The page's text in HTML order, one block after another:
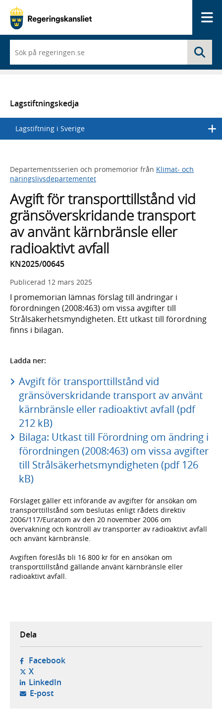
du
börjar
skriva
en
lista
med
sökförslag
Lagstiftningskedja
Lagstiftning i Sverige
Departementsserien och promemorior från Klimat- och
näringslivsdepartementet
Avgift för transporttillstånd vid
gränsöverskridande transport
av använt kärnbränsle eller
radioaktivt avfall
KN2025/00645
Publicerad 12 mars 2025
I promemorian lämnas förslag till ändringar i
förordningen (2008:463) om vissa avgifter till
Strålsäkerhetsmyndigheten. Ett utkast till förordning
finns i bilagan.
Ladda ner:
Avgift för transporttillstånd vid
gränsöverskridande transport av använt
kärnbränsle eller radioaktivt avfall (pdf
212 kB)
Bilaga: Utkast till Förordning om ändring i
förordningen (2008:463) om vissa avgifter
till Strålsäkerhetsmyndigheten (pdf 126
kB)
Förslaget gäller ett införande av avgifter för ansökan om
transporttillstånd som beslutas enligt rådets direktiv
2006/117/Euratom av den 20 november 2006 om
övervakning och kontroll av transporter av radioaktivt avfall
och använt kärnbränsle.
Avgiften föreslås bli 16 800 kr för en ansökan om
transporttillstånd gällande använt kärnbränsle eller
radioaktivt avfall.
Dela
Facebook- öppnas i ny flik, extern webbplats,
X- öppnas i ny flik, extern webbplats,
LinkedIn- öppnas i ny flik, extern webbplats,
E-post- öppnar din e-postklient,